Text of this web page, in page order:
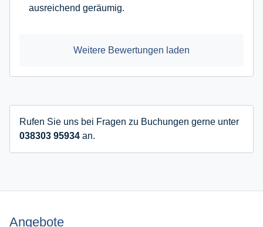
ausreichend geräumig.
Weitere Bewertungen laden
Rufen Sie uns bei Fragen zu Buchungen gerne unter
038303 95934 an.
Angebote